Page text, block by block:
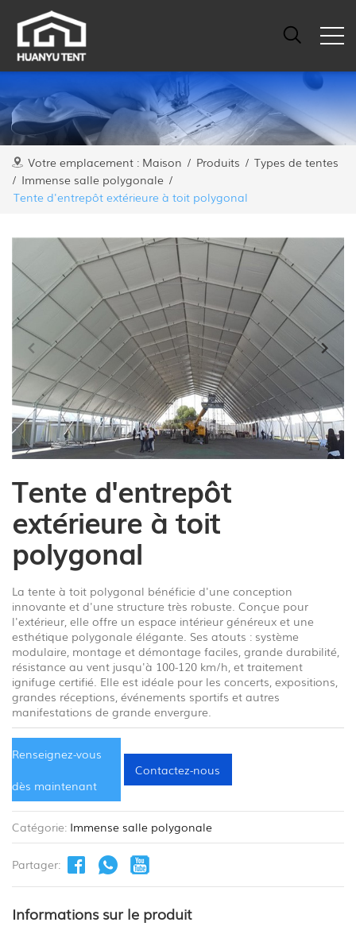
Votre emplacement : Maison / Produits / Types de tentes
/ Immense salle polygonale /
Tente d'entrepôt extérieure à toit polygonal
Tente d'entrepôt
extérieure à toit
polygonal
La tente à toit polygonal bénéficie d'une conception
innovante et d'une structure très robuste. Conçue pour
l'extérieur, elle offre un espace intérieur généreux et une
esthétique polygonale élégante. Ses atouts : système
modulaire, montage et démontage faciles, grande durabilité,
résistance au vent jusqu'à 100-120 km/h, et traitement
ignifuge certifié. Elle est idéale pour les concerts, expositions,
grandes réceptions, événements sportifs et autres
manifestations de grande envergure.
Renseignez-vous
dès maintenant
Contactez-nous
Catégorie: Immense salle polygonale
Partager:
1/5
Informations sur le produit